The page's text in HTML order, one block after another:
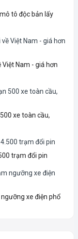
tô độc bản lấy
Nam - giá hơn
xe toàn cầu,
trạm đổi pin
xe điện phổ